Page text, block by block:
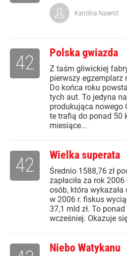
Karolina Nawrot
Polska gwiazda
Z taśm gliwickiej
pierwszy egzemplarz
Do końca roku
tych aut. To jedyna
produkująca nowego
te trafią do ponad 50
miesiące...
42
Wielka superata
Średnio 1588,76 zł
zapłaciła za rok
osób, która
w 2006 r. fiskus
37,1 mld zł. To
wcześniej. Okazuje
42
Niebo Watykanu